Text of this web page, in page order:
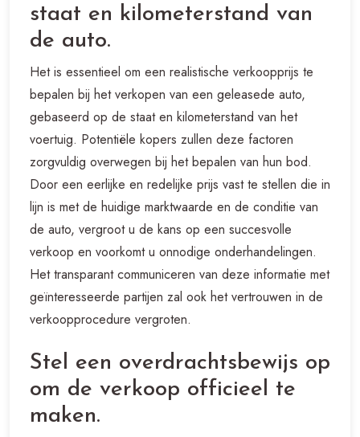
staat en kilometerstand van
de auto.
Het is essentieel om een realistische verkoopprijs te
bepalen bij het verkopen van een geleasede auto,
gebaseerd op de staat en kilometerstand van het
voertuig. Potentiële kopers zullen deze factoren
zorgvuldig overwegen bij het bepalen van hun bod.
Door een eerlijke en redelijke prijs vast te stellen die in
lijn is met de huidige marktwaarde en de conditie van
de auto, vergroot u de kans op een succesvolle
verkoop en voorkomt u onnodige onderhandelingen.
Het transparant communiceren van deze informatie met
geïnteresseerde partijen zal ook het vertrouwen in de
verkoopprocedure vergroten.
Stel een overdrachtsbewijs op
om de verkoop officieel te
maken.